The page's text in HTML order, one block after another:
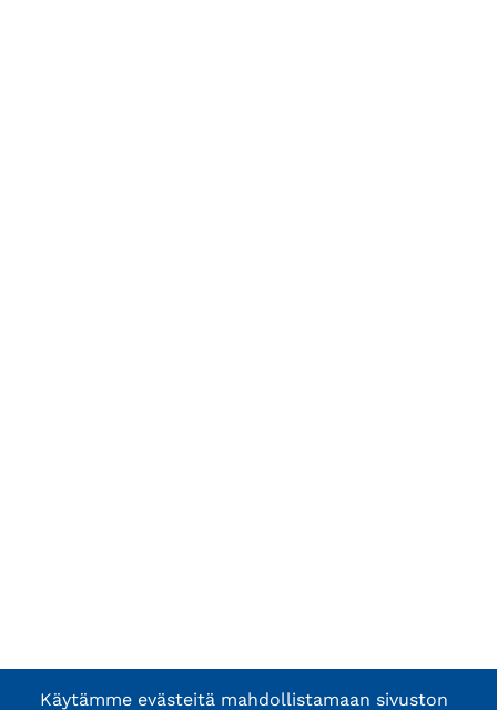
Käytämme evästeitä mahdollistamaan sivuston